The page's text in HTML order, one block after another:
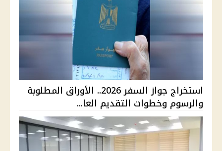
استخراج جواز السفر 2026.. الأوراق المطلوبة
والرسوم وخطوات التقديم العا...